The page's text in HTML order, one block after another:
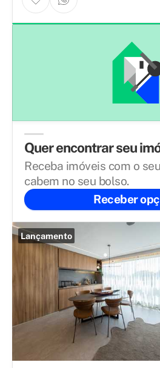
Quer encontrar seu
Receba imóveis com o
cabem no seu bolso.
Receber
Lançamento